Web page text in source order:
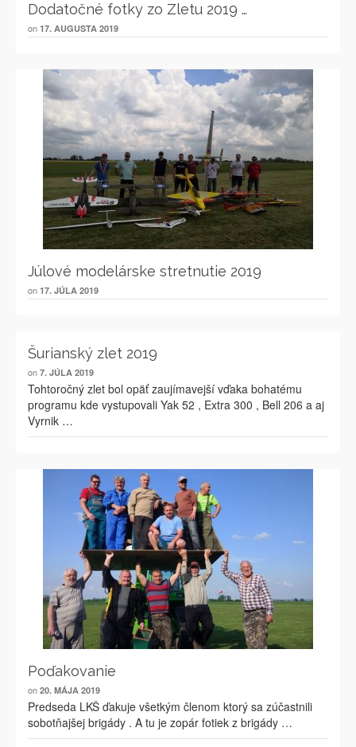
Dodatočné fotky zo Zletu 2019 …
on 17. AUGUSTA 2019
Júlové modelárske stretnutie 2019
on 17. JÚLA 2019
Šurianský zlet 2019
on 7. JÚLA 2019
Tohtoročný zlet bol opäť zaujímavejší vďaka bohatému
programu kde vystupovali Yak 52 , Extra 300 , Bell 206 a aj
Vyrnik …
Poďakovanie
on 20. MÁJA 2019
Predseda LKŠ ďakuje všetkým členom ktorý sa zúčastnili
sobotňajšej brigády . A tu je zopár fotiek z brigády …